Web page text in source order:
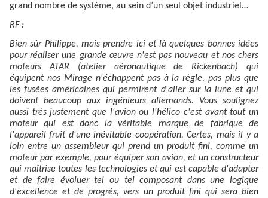
grand nombre de système, au sein d’un seul objet industriel…
RF :
Bien sûr Philippe, mais prendre ici et là quelques bonnes idées
pour réaliser une grande œuvre n'est pas nouveau et nos chers
moteurs ATAR (atelier aéronautique de Rickenbach) qui
équipent nos Mirage n'échappent pas à la règle, pas plus que
les fusées américaines qui permirent d'aller sur la lune et qui
doivent beaucoup aux ingénieurs allemands. Vous soulignez
aussi très justement que l'avion ou l'hélico c'est avant tout un
moteur qui est donc la véritable marque de fabrique de
l'appareil fruit d'une inévitable coopération. Certes, mais il y a
loin entre un assembleur qui prend un produit fini, comme un
moteur par exemple, pour équiper son avion, et un constructeur
qui maîtrise toutes les technologies et qui est capable d'adapter
et de faire évoluer tel ou tel composant dans une logique
d'excellence et de progrès, vers un produit fini qui sera bien